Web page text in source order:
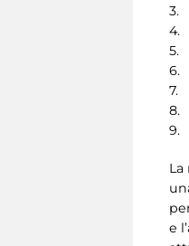
3.
4.
5.
6.
7.
8.
9.
La
e